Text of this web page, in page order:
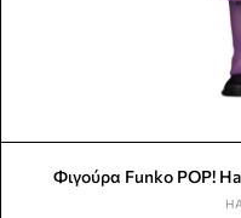
Φιγούρα Funko POP!